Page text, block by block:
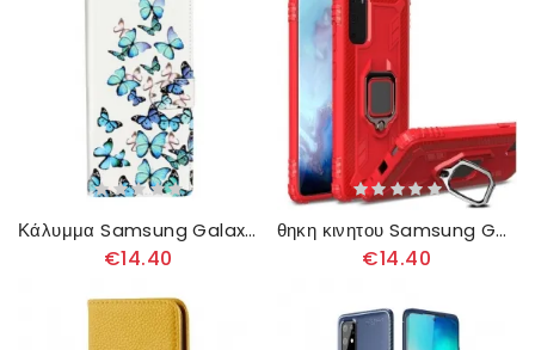
Κάλυμμα Samsung Galaxy S20 Plus / S20 Plus 5G Σχεδιασμός Πεταλούδων
€14.40
θηκη κινητου Samsung Galaxy S20 Plus / S20 Plus 5G Δαχτυλίδι Και Ίνες Άνθρακα
€14.40